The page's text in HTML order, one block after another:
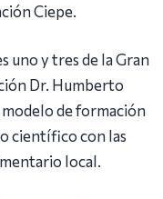
Ciepe.
uno y tres de la Gran
Dr. Humberto
de formación
científico con las
local.